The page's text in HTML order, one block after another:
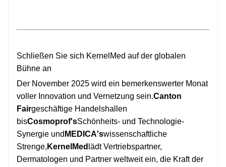
Schließen Sie sich KernelMed auf der globalen
Bühne an
Der November 2025 wird ein bemerkenswerter Monat
voller Innovation und Vernetzung sein.Canton
Fairgeschäftige Handelshallen
bisCosmoprof'sSchönheits- und Technologie-
Synergie und MEDICA'swissenschaftliche
Strenge, KernelMed lädt Vertriebspartner,
Dermatologen und Partner weltweit ein, die Kraft der